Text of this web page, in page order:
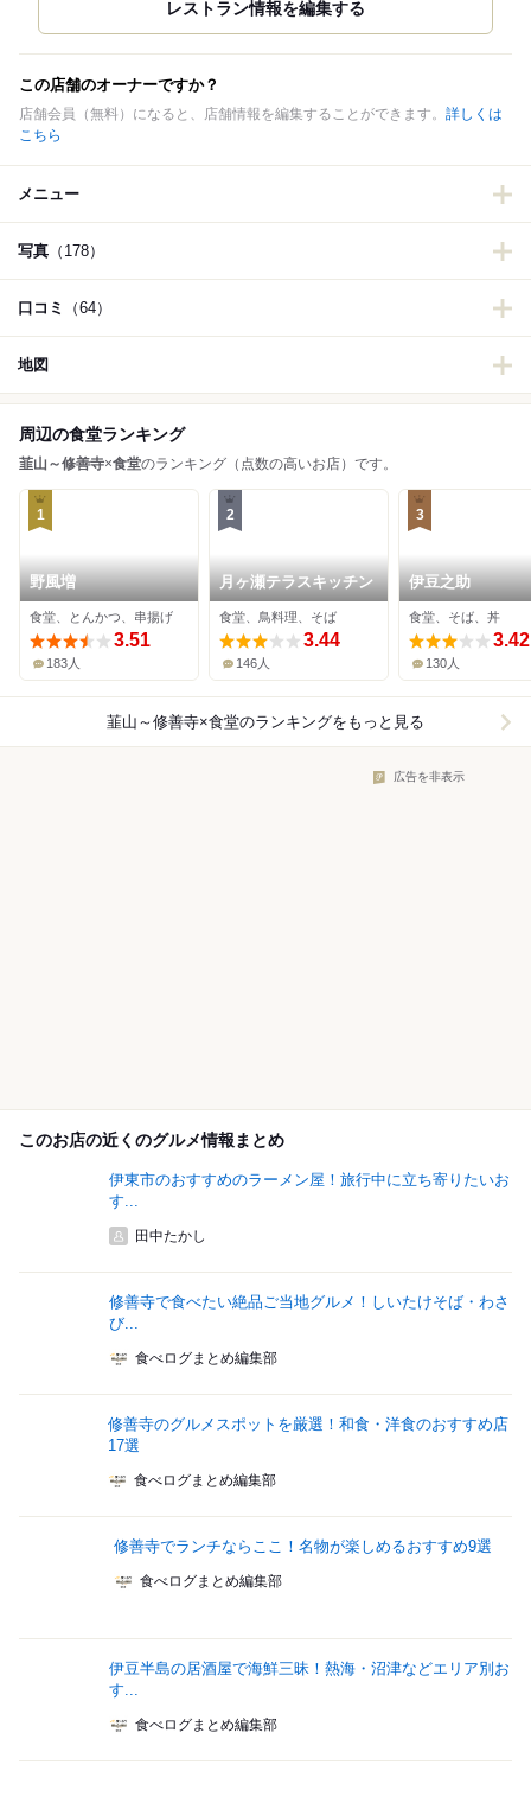
この店舗のオーナーですか？
店舗会員（無料）になると、店舗情報を編集することができます。 詳しくは
こちら
メニュー
写真 （178）
口コミ （64）
地図
周辺の食堂ランキング
韮山～修善寺×食堂のランキング（点数の高いお店）です。
1
野風増
食堂、とんかつ、串揚げ
3.51
183人
2
月ヶ瀬テラスキッチン
食堂、鳥料理、そば
3.44
146人
3
伊豆之助
食堂、そば、丼
3.42
130人
韮山～修善寺×食堂のランキングをもっと見る
広告を非表示
このお店の近くのグルメ情報まとめ
伊東市のおすすめのラーメン屋！旅行中に立ち寄りたいお
す...
田中たかし
修善寺で食べたい絶品ご当地グルメ！しいたけそば・わさ
び...
食べログまとめ編集部
修善寺のグルメスポットを厳選！和食・洋食のおすすめ店
17選
食べログまとめ編集部
修善寺でランチならここ！名物が楽しめるおすすめ9選
食べログまとめ編集部
伊豆半島の居酒屋で海鮮三昧！熱海・沼津などエリア別お
す...
食べログまとめ編集部